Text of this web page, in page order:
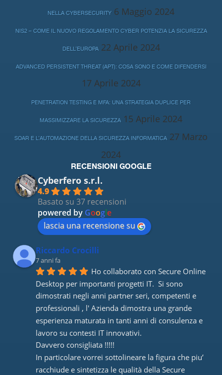
NELLA CYBERSECURITY 6 Maggio 2024
NIS2 – COME IL NUOVO REGOLAMENTO CYBER POTENZIA LA SICUREZZA
DELL’EUROPA 22 Aprile 2024
ADVANCED PERSISTENT THREAT (APT): COSA SONO E COME DIFENDERSI
17 Aprile 2024
PENETRATION TESTING E MFA: UNA STRATEGIA DUPLICE PER
MASSIMIZZARE LA SICUREZZA 15 Aprile 2024
SOAR E L’AUTOMAZIONE DELLA SICUREZZA INFORMATICA 27 Marzo
2024
RECENSIONI GOOGLE
Cyberfero s.r.l.
4.9
Basato su 37 recensioni
powered by Google
lascia una recensione su
Riccardo Crocilli
7 anni fa
Ho collaborato con Secure Online
Desktop per importanti progetti IT.  Si sono
dimostrati negli anni partner seri, competenti e
professionali , l' Azienda dimostra una grande
esperienza maturata in tanti anni di consulenza e
lavoro su contesti IT innovativi.
Davvero consigliata !!!!!
In particolare vorrei sottolineare la figura che piu’
racchiude e sintetizza le qualità della Secure